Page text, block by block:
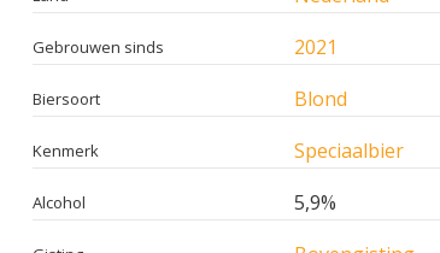
Gebrouwen sinds 2021
Biersoort Blond
Kenmerk Speciaalbier
Alcohol 5,9%